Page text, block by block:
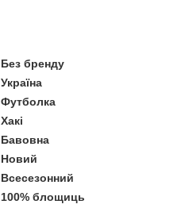
Без бренду
Україна
Футболка
Хакі
Бавовна
Новий
Всесезонний
100% блощиць